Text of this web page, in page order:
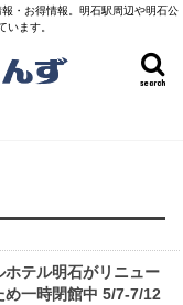
・お得情報。明石駅周辺や明石公
います。
search
ホテル明石がリニュー
め一時閉館中 5/7-7/12